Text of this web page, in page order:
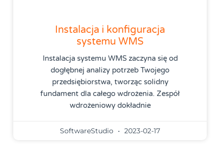
Instalacja i konfiguracja
systemu WMS
Instalacja systemu WMS zaczyna się od
dogłębnej analizy potrzeb Twojego
przedsiębiorstwa, tworząc solidny
fundament dla całego wdrożenia. Zespół
wdrożeniowy dokładnie
SoftwareStudio 2023-02-17